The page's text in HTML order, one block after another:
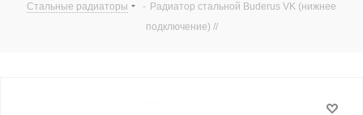
Стальные радиаторы
- Радиатор стальной Buderus VK (нижнее
подключение) //